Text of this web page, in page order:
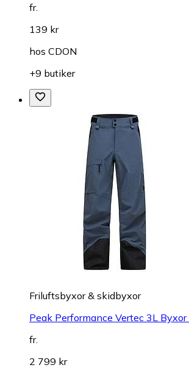
fr.
139 kr
hos CDON
+9 butiker
Friluftsbyxor & skidbyxor
Peak Performance Vertec 3L Byxor
fr.
2 799 kr